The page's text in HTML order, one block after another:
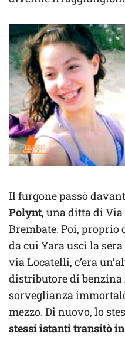
Il furgone passò
Polynt, una ditta di
Brembate. Poi,
da cui Yara uscì la
via Locatelli, c’era
distributore di
sorveglianza
mezzo. Di nuovo, lo
stessi istanti transitò